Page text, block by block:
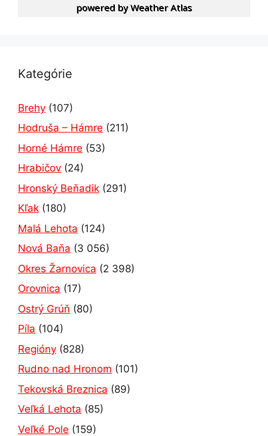
powered byWeather Atlas
Kategórie
Brehy (107)
Hodruša – Hámre (211)
Horné Hámre (53)
Hrabičov (24)
Hronský Beňadik (291)
Kľak (180)
Malá Lehota (124)
Nová Baňa (3 056)
Okres Žarnovica (2 398)
Orovnica (17)
Ostrý Grúň (80)
Píla (104)
Regióny (828)
Rudno nad Hronom (101)
Tekovská Breznica (89)
Veľká Lehota (85)
Veľké Pole (159)